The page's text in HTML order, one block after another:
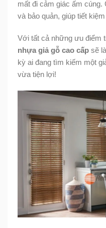
mất đi cảm giác ấm cúng.
và bảo quản, giúp tiết
Với tất cả những ưu điểm
nhựa giả gỗ cao cấp sẽ
kỳ ai đang tìm kiếm một
vừa tiện lợi!